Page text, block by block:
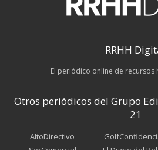
RRHH
El periódico online de recursos
Otros periódicos del Grupo
21
AltoDirectivo